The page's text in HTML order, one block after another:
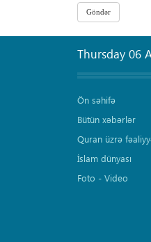
Thursday 06
Ön səhifə
Bütün xəbərlər
Quran üzrə
İslam dünyası
Foto - Video